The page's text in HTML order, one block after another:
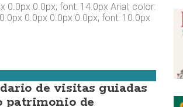
0.0px 0.0px; font: 14.0px Arial; color:
0.0px 0.0px 0.0px; font: 10.0px
de visitas guiadas
patrimonio de